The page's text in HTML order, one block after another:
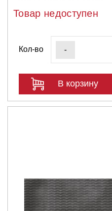
Товар недоступен
Кол-во -
В корзину